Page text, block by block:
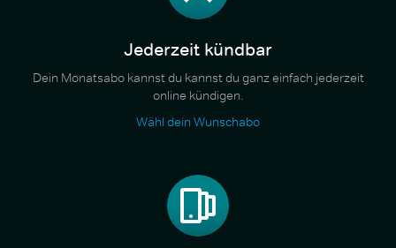
Jederzeit kündbar
Dein Monatsabo kannst du kannst du ganz einfach jederzeit
online kündigen.
Wähl dein Wunschabo